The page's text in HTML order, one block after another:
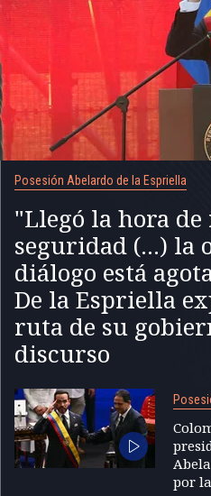
Posesión Abelardo de la Espriella
"Llegó la hora
seguridad (...) la
diálogo está
De la Espriella
ruta de su
discurso
por